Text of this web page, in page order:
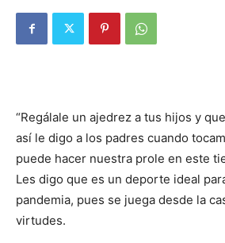
“Regálale un ajedrez a tus hijos y
así le digo a los padres cuando
puede hacer nuestra prole en este
Les digo que es un deporte ideal
pandemia, pues se juega desde la
virtudes.